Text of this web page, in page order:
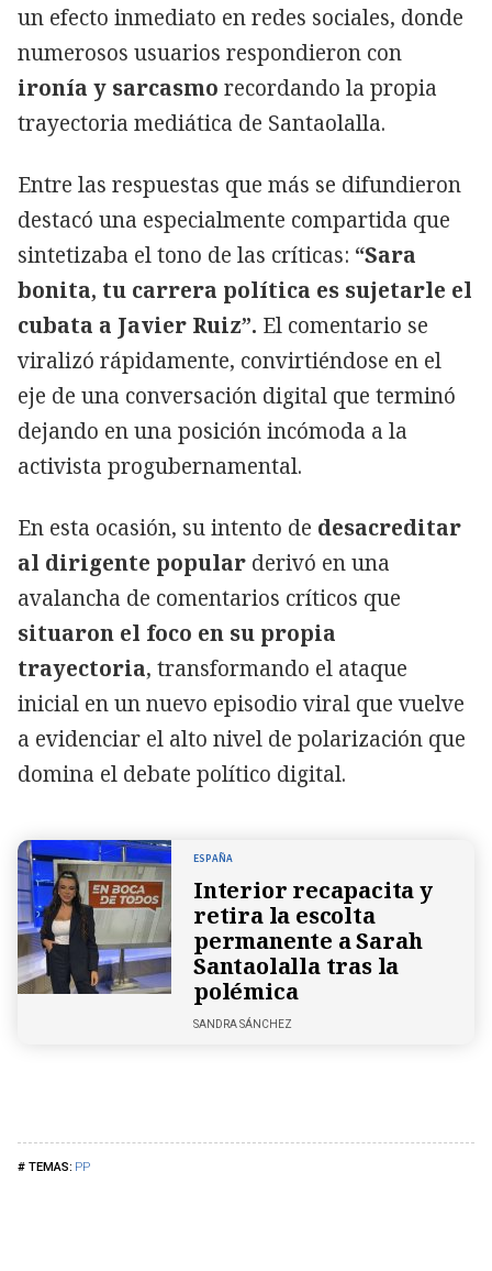
PP
un efecto inmediato en redes sociales, donde
numerosos usuarios respondieron con
ironía y sarcasmo recordando la propia
trayectoria mediática de Santaolalla.
Entre las respuestas que más se difundieron
destacó una especialmente compartida que
sintetizaba el tono de las críticas: “Sara
bonita, tu carrera política es sujetarle el
cubata a Javier Ruiz”. El comentario se
viralizó rápidamente, convirtiéndose en el
eje de una conversación digital que terminó
dejando en una posición incómoda a la
activista progubernamental.
En esta ocasión, su intento de desacreditar
al dirigente popular derivó en una
avalancha de comentarios críticos que
situaron el foco en su propia
trayectoria, transformando el ataque
inicial en un nuevo episodio viral que vuelve
a evidenciar el alto nivel de polarización que
domina el debate político digital.
ESPAÑA
Interior recapacita y
retira la escolta
permanente a Sarah
Santaolalla tras la
polémica
SANDRA SÁNCHEZ